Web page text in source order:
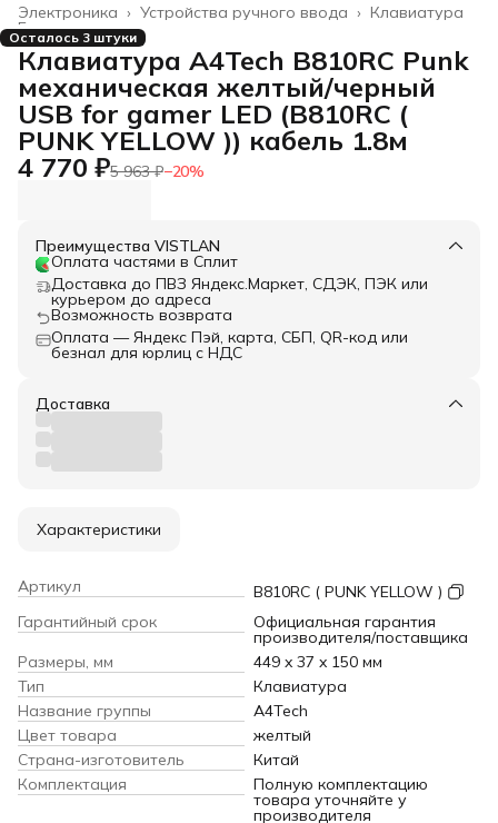
Клавиатура
Устройства ручного ввода ›
Электроника ›
Главная ›
Осталось 3 штуки
Клавиатура A4Tech B810RC Punk
механическая желтый/черный
USB for gamer LED (B810RC (
PUNK YELLOW )) кабель 1.8м
4 770 ₽5 963 ₽−20%
Преимущества VISTLAN
Оплата частями в Сплит
Доставка до ПВЗ Яндекс.Маркет, СДЭК, ПЭК или
курьером до адреса
Возможность возврата
Оплата — Яндекс Пэй, карта, СБП, QR-код или
безнал для юрлиц с НДС
Доставка
Характеристики
Артикул
B810RC ( PUNK YELLOW )
Гарантийный срок
Официальная гарантия
производителя/поставщика
Размеры, мм
449 x 37 x 150 мм
Тип
Клавиатура
Название группы
A4Tech
Цвет товара
желтый
Страна-изготовитель
Китай
Комплектация
Полную комплектацию
товара уточняйте у
производителя